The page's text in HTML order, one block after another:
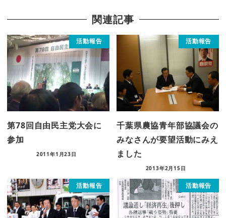
関連記事
活動報告
第78回自由民主党大会に
参加
2011年1月23日
活動報告
千葉県農協青年部協議会の
みなさんが要望活動にみえ
ました
2013年2月15日
活動報告 活動報告